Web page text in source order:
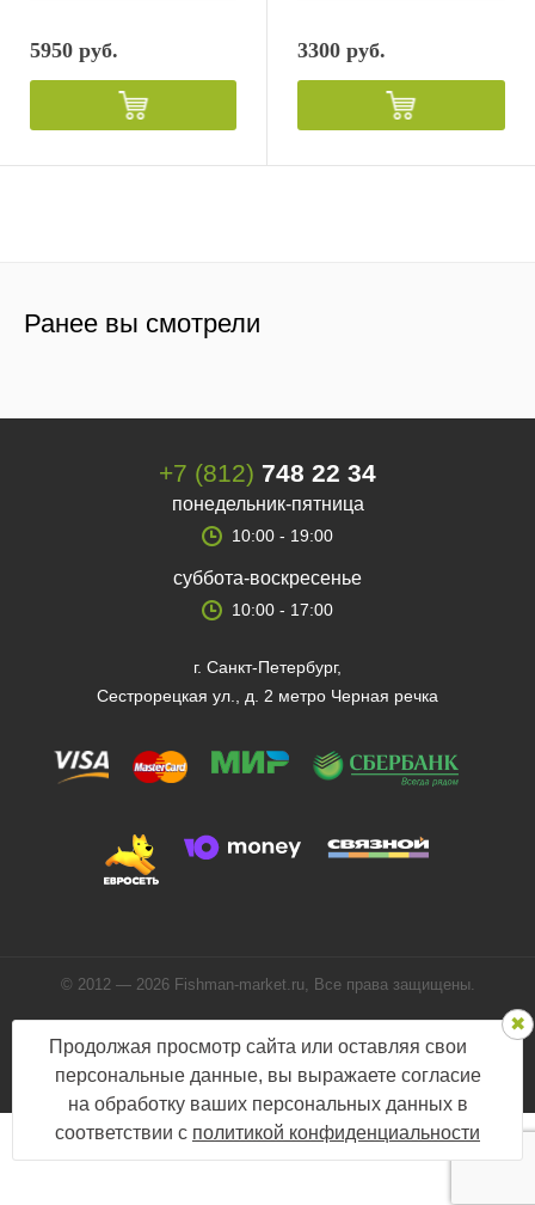
5950 руб. 3300 руб.
Ранее вы смотрели
+7 (812) 748 22 34
понедельник-пятница
10:00 - 19:00
суббота-воскресенье
10:00 - 17:00
г. Санкт-Петербург,
Сестрорецкая ул., д. 2 метро Черная речка
© 2012 — 2026 Fishman-market.ru, Все права защищены.
Мы в соцсетях:
Продолжая просмотр сайта или оставляя свои
персональные данные, вы выражаете согласие
на обработку ваших персональных данных в
соответствии с политикой конфиденциальности